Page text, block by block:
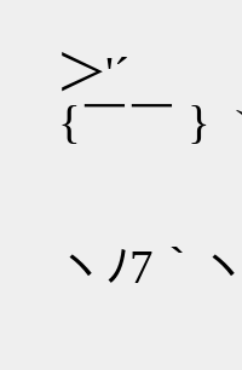
r＜
＞'´
{￣￣ }
{
/{ヽ
ヽﾉ7｀ヽ
,ｨ